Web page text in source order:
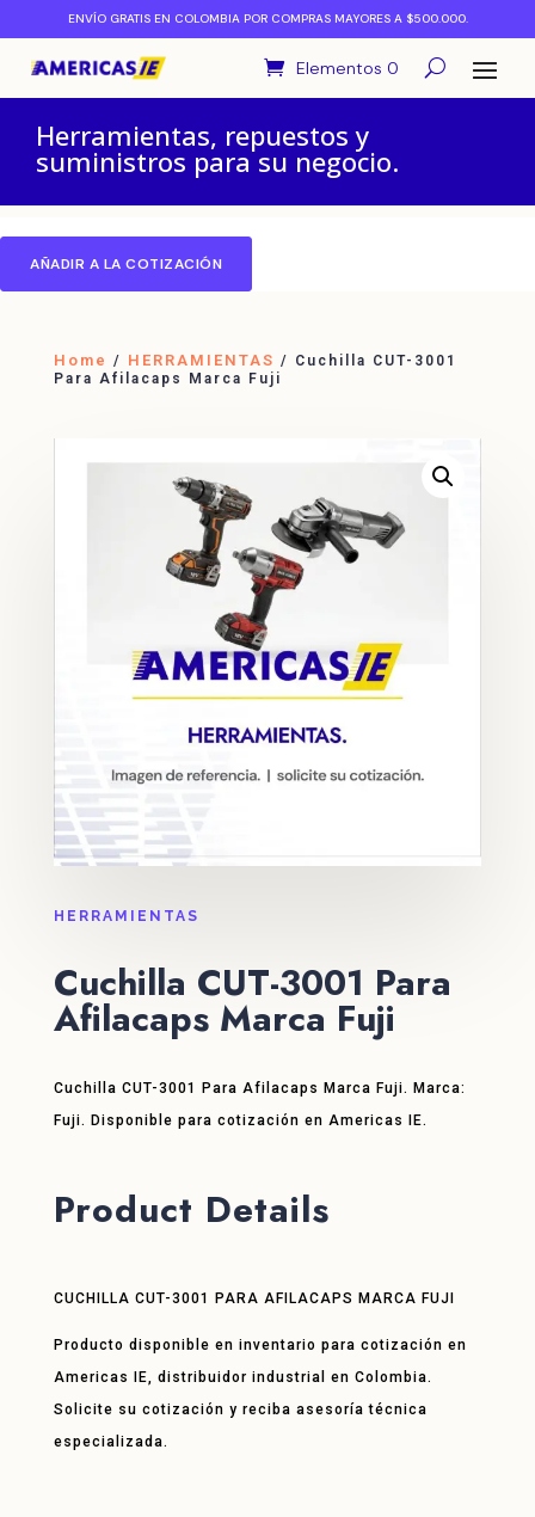
ENVÍO GRATIS EN COLOMBIA POR COMPRAS MAYORES A $500.000.
Elementos 0
Herramientas, repuestos y
suministros para su negocio.
AÑADIR A LA COTIZACIÓN
Home / HERRAMIENTAS / Cuchilla CUT-3001
Para Afilacaps Marca Fuji
HERRAMIENTAS
Cuchilla CUT-3001 Para
Afilacaps Marca Fuji
Cuchilla CUT-3001 Para Afilacaps Marca Fuji. Marca:
Fuji. Disponible para cotización en Americas IE.
Product Details
CUCHILLA CUT-3001 PARA AFILACAPS MARCA FUJI
Producto disponible en inventario para cotización en
Americas IE, distribuidor industrial en Colombia.
Solicite su cotización y reciba asesoría técnica
especializada.